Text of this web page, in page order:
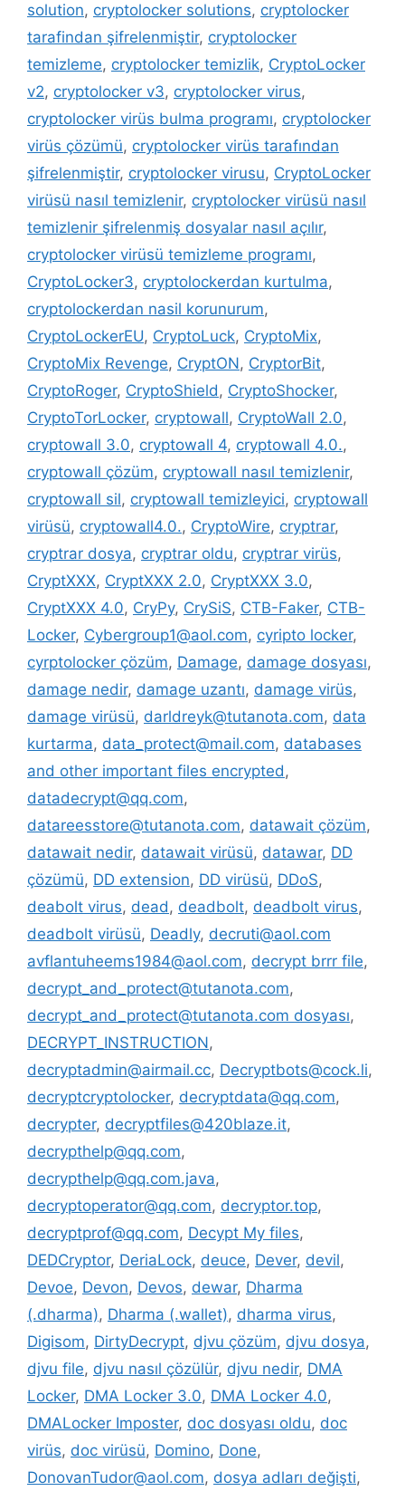
solution, cryptolocker solutions, cryptolocker
tarafindan şifrelenmiştir, cryptolocker
temizleme, cryptolocker temizlik, CryptoLocker
v2, cryptolocker v3, cryptolocker virus,
cryptolocker virüs bulma programı, cryptolocker
virüs çözümü, cryptolocker virüs tarafından
şifrelenmiştir, cryptolocker virusu, CryptoLocker
virüsü nasıl temizlenir, cryptolocker virüsü nasıl
temizlenir şifrelenmiş dosyalar nasıl açılır,
cryptolocker virüsü temizleme programı,
CryptoLocker3, cryptolockerdan kurtulma,
cryptolockerdan nasil korunurum,
CryptoLockerEU, CryptoLuck, CryptoMix,
CryptoMix Revenge, CryptON, CryptorBit,
CryptoRoger, CryptoShield, CryptoShocker,
CryptoTorLocker, cryptowall, CryptoWall 2.0,
cryptowall 3.0, cryptowall 4, cryptowall 4.0.,
cryptowall çözüm, cryptowall nasıl temizlenir,
cryptowall sil, cryptowall temizleyici, cryptowall
virüsü, cryptowall4.0., CryptoWire, cryptrar,
cryptrar dosya, cryptrar oldu, cryptrar virüs,
CryptXXX, CryptXXX 2.0, CryptXXX 3.0,
CryptXXX 4.0, CryPy, CrySiS, CTB-Faker, CTB-
Locker, Cybergroup1@aol.com, cyripto locker,
cyrptolocker çözüm, Damage, damage dosyası,
damage nedir, damage uzantı, damage virüs,
damage virüsü, darldreyk@tutanota.com, data
kurtarma, data_protect@mail.com, databases
and other important files encrypted,
datadecrypt@qq.com,
datareesstore@tutanota.com, datawait çözüm,
datawait nedir, datawait virüsü, datawar, DD
çözümü, DD extension, DD virüsü, DDoS,
deabolt virus, dead, deadbolt, deadbolt virus,
deadbolt virüsü, Deadly, decruti@aol.com
avflantuheems1984@aol.com, decrypt brrr file,
decrypt_and_protect@tutanota.com,
decrypt_and_protect@tutanota.com dosyası,
DECRYPT_INSTRUCTION,
decryptadmin@airmail.cc, Decryptbots@cock.li,
decryptcryptolocker, decryptdata@qq.com,
decrypter, decryptfiles@420blaze.it,
decrypthelp@qq.com,
decrypthelp@qq.com.java,
decryptoperator@qq.com, decryptor.top,
decryptprof@qq.com, Decypt My files,
DEDCryptor, DeriaLock, deuce, Dever, devil,
Devoe, Devon, Devos, dewar, Dharma
(.dharma), Dharma (.wallet), dharma virus,
Digisom, DirtyDecrypt, djvu çözüm, djvu dosya,
djvu file, djvu nasıl çözülür, djvu nedir, DMA
Locker, DMA Locker 3.0, DMA Locker 4.0,
DMALocker Imposter, doc dosyası oldu, doc
virüs, doc virüsü, Domino, Done,
DonovanTudor@aol.com, dosya adları değişti,